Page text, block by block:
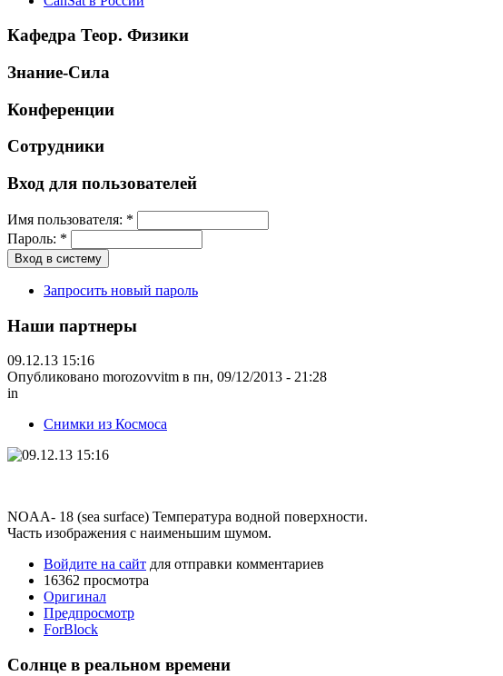
Кафедра Теор. Физики
Знание-Сила
Конференции
Сотрудники
Вход для пользователей
Имя пользователя: *
Пароль: *
Запросить новый пароль
Наши партнеры
09.12.13 15:16
Опубликовано morozovvitm в пн, 09/12/2013 - 21:28
in
Снимки из Космоса
NOAA- 18 (sea surface) Температура водной поверхности.
Часть изображения с наименьшим шумом.
Войдите на сайт для отправки комментариев
16362 просмотра
Оригинал
Предпросмотр
ForBlock
Солнце в реальном времени